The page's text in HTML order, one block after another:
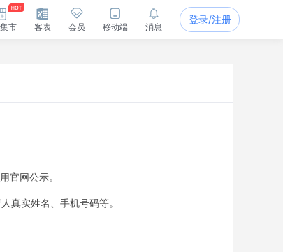
市 客表 会员 移动端 消息
登录/注册
官网公示。
真实姓名、手机号码等。